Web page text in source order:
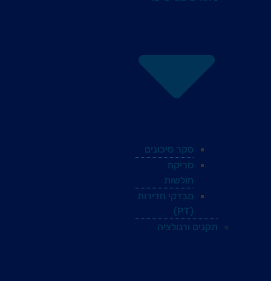
סקר סיכונים
סריקת
חולשות
מבדקי חדירות
(PT)
תקנים ורגולציה